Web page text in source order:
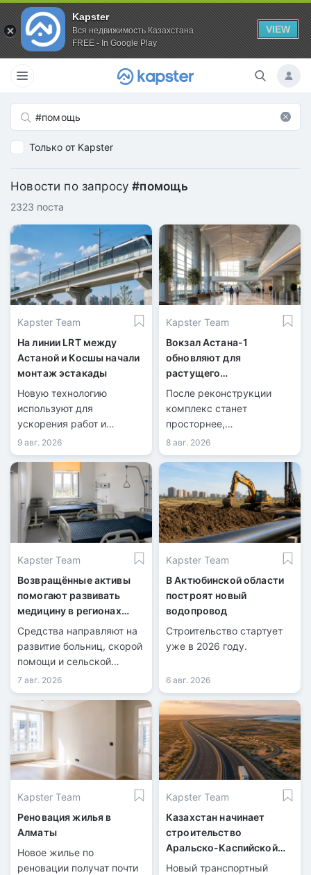
Kapster
Вся недвижимость Казахстана
FREE - In Google Play
VIEW
Только от Kapster
Новости по запросу#помощь
2323 поста
Kapster Team
На линии LRT между
Астаной и Косшы начали
монтаж эстакады
Новую технологию
используют для
ускорения работ и
сокращения перекрытий
дорог.
9 авг. 2026
Kapster Team
Вокзал Астана-1
обновляют для
растущего
пассажиропотока
После реконструкции
комплекс станет
просторнее,
технологичнее и
доступнее.
8 авг. 2026
Kapster Team
Возвращённые активы
помогают развивать
медицину в регионах
Казахстана
Средства направляют на
развитие больниц, скорой
помощи и сельской
медицины.
7 авг. 2026
Kapster Team
В Актюбинской области
построят новый
водопровод
Строительство стартует
уже в 2026 году.
6 авг. 2026
Kapster Team
Реновация жилья в
Алматы
Новое жилье по
реновации получат почти
Kapster Team
Казахстан начинает
строительство
Аральско-Каспийской
магистрали
Новый транспортный